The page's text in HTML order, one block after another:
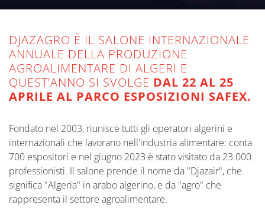
DJAZAGRO È IL SALONE INTERNAZIONALE
ANNUALE DELLA PRODUZIONE
AGROALIMENTARE DI ALGERI E
QUEST’ANNO SI SVOLGE DAL 22 AL 25
APRILE AL PARCO ESPOSIZIONI SAFEX.
Fondato nel 2003, riunisce tutti gli operatori algerini e
internazionali che lavorano nell'industria alimentare: conta
700 espositori e nel giugno 2023 è stato visitato da 23.000
professionisti. Il salone prende il nome da "Djazair", che
significa "Algeria" in arabo algerino, e da "agro" che
rappresenta il settore agroalimentare.